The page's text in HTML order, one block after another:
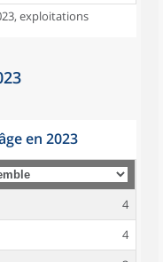
exploitations
en 2023
4
4